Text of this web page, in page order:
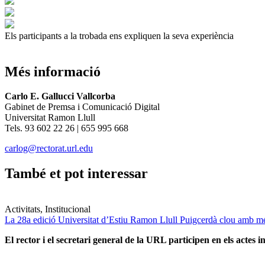
Els participants a la trobada ens expliquen la seva experiència
Més informació
Carlo E. Gallucci Vallcorba
Gabinet de Premsa i Comunicació Digital
Universitat Ramon Llull
Tels. 93 602 22 26 | 655 995 668
carlog@rectorat.url.edu
També et pot interessar
Activitats, Institucional
La 28a edició Universitat d’Estiu Ramon Llull Puigcerdà clou amb
El rector i el secretari general de la URL participen en els actes